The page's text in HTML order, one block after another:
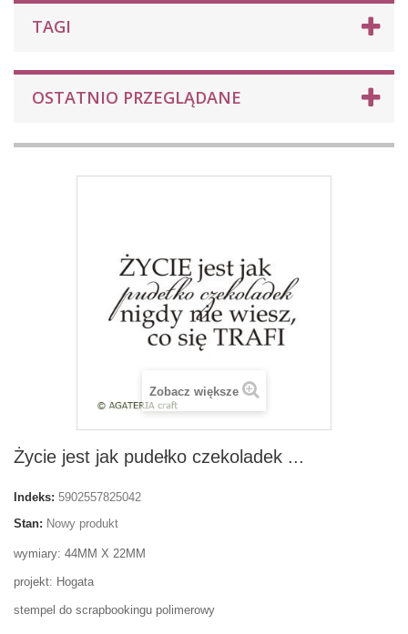
TAGI
OSTATNIO PRZEGLĄDANE
Zobacz większe
Życie jest jak pudełko czekoladek ...
Indeks: 5902557825042
Stan: Nowy produkt
wymiary: 44MM X 22MM
projekt: Hogata
stempel do scrapbookingu polimerowy